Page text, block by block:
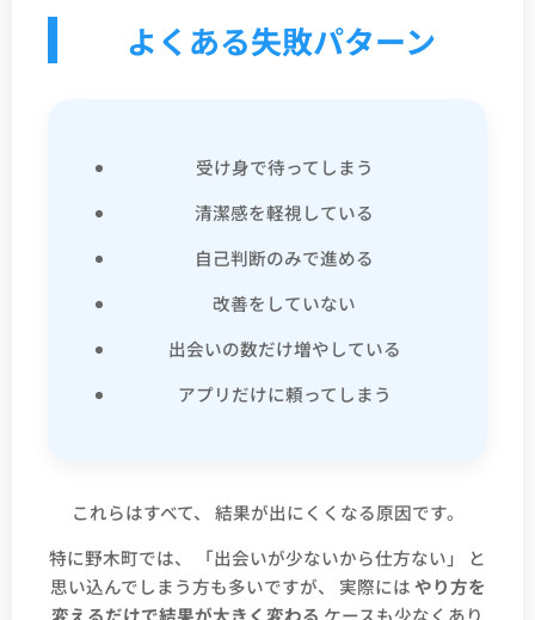
よくある失敗パターン
受け身で待ってしまう
清潔感を軽視している
自己判断のみで進める
改善をしていない
出会いの数だけ増やしている
アプリだけに頼ってしまう
これらはすべて、 結果が出にくくなる原因です。
特に野木町では、 「出会いが少ないから仕方ない」 と
思い込んでしまう方も多いですが、 実際にはやり方を
変えるだけで結果が大きく変わる ケースも少なくあり